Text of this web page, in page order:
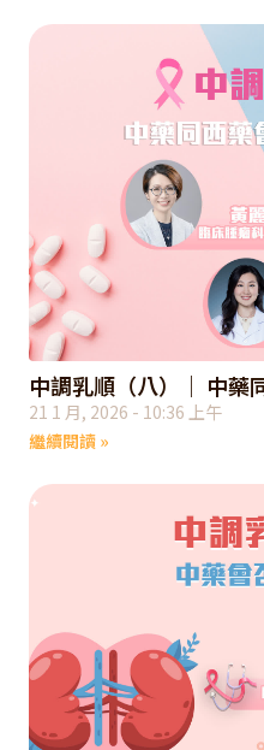
中調乳順（八）｜ 中藥
21 1 月, 2026
10:36 上午
繼續閱讀 »